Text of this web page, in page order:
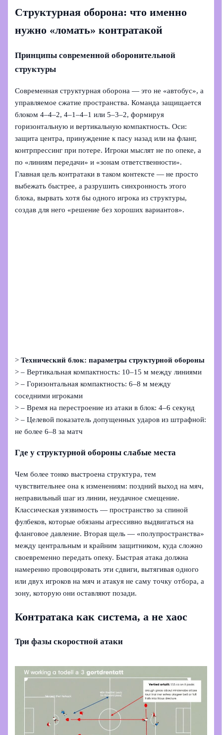
Структурная оборона: что именно
нужно «ломать» контратакой
Принципы современной оборонительной
структуры
Современная структурная оборона — это не «автобус», а
управляемое сжатие пространства. Команда защищается
блоком 4–4–2, 4–1–4–1 или 5–3–2, формируя
горизонтальную и вертикальную компактность. Оси:
защита центра, принуждение к пасу назад или на фланг,
контрпрессинг при потере. Игроки мыслят не по опеке, а
по «линиям передачи» и «зонам ответственности».
Главная цель контратаки в таком контексте — не просто
выбежать быстрее, а разрушить синхронность этого
блока, вырвать хотя бы одного игрока из структуры,
создав для него «решение без хороших вариантов».
>Технический блок: параметры структурной обороны
> – Вертикальная компактность: 10–15 м между линиями
> – Горизонтальная компактность: 6–8 м между
соседними игроками
> – Время на перестроение из атаки в блок: 4–6 секунд
> – Целевой показатель допущенных ударов из штрафной:
не более 6–8 за матч
Где у структурной обороны слабые места
Чем более тонко выстроена структура, тем
чувствительнее она к изменениям: поздний выход на мяч,
неправильный шаг из линии, неудачное смещение.
Классическая уязвимость — пространство за спиной
фулбеков, которые обязаны агрессивно выдвигаться на
фланговое давление. Вторая щель — «полупространства»
между центральным и крайним защитником, куда сложно
своевременно передать опеку. Быстрая атака должна
намеренно провоцировать эти сдвиги, вытягивая одного
или двух игроков на мяч и атакуя не саму точку отбора, а
зону, которую они оставляют позади.
Контратака как система, а не хаос
Три фазы скоростной атаки